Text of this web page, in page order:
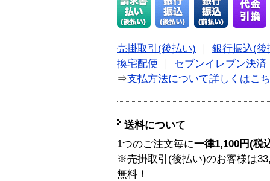
売掛取引(後払い)
銀行振込(後
換宅配便
セブンイレブン決済
⇒支払方法について詳しくはこ
送料について
1つのご注文毎に一律1,100円(税
※売掛取引(後払い)のお客様は
無料！